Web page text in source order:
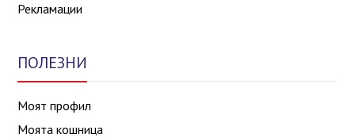
Рекламации
ПОЛЕЗНИ
Моят профил
Моята кошница